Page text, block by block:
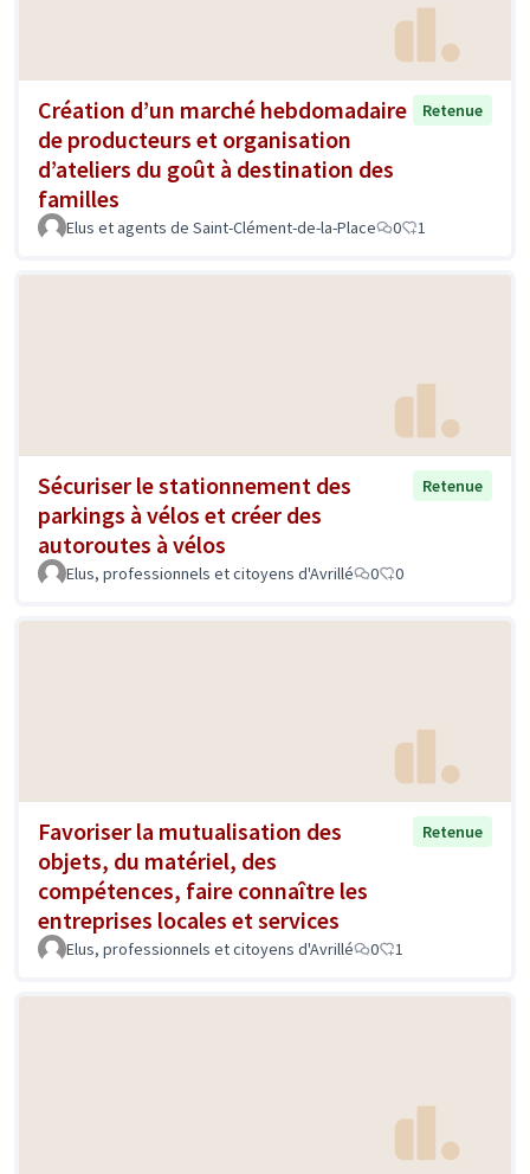
Création d’un marché hebdomadaire
de producteurs et organisation
d’ateliers du goût à destination des
familles
Retenue
Elus et agents de Saint-Clément-de-la-Place 0 1
Sécuriser le stationnement des
parkings à vélos et créer des
autoroutes à vélos
Retenue
Elus, professionnels et citoyens d'Avrillé 0 0
Favoriser la mutualisation des
objets, du matériel, des
compétences, faire connaître les
entreprises locales et services
Retenue
Elus, professionnels et citoyens d'Avrillé 0 1